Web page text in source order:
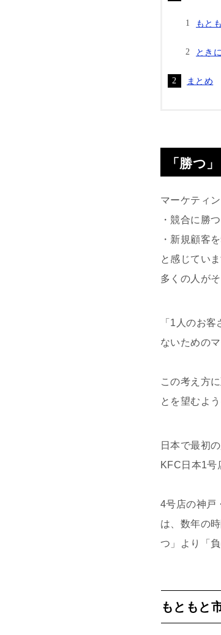
もと
とき
まとめ
「勝つ
マーケティ
・競合に勝
・新規顧客
と感じていま
多くの人が
「1人のお
ないための
この考え方
とを望むよ
日本で最初
KFC日本1号
4号店の神戸
は、数年の
つ」より「
もともと